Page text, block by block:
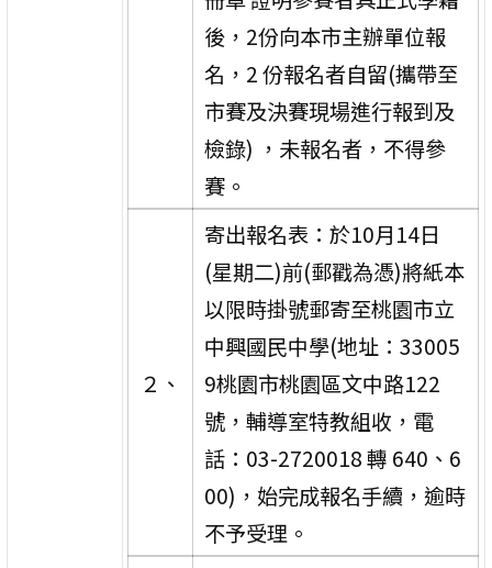
後，2份向本市主辦單位報
名，2 份報名者自留(攜帶至
市賽及決賽現場進行報到及
檢錄) ，未報名者，不得參
賽。
２、
寄出報名表：於10月14日
(星期二)前(郵戳為憑)將紙本
以限時掛號郵寄至桃園市立
中興國民中學(地址：33005
9桃園市桃園區文中路122
號，輔導室特教組收，電
話：03-2720018 轉 640、6
00)，始完成報名手續，逾時
不予受理。